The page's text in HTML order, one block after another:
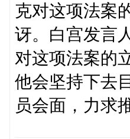
克对这项法案
讶。白宫发言
对这项法案的
他会坚持下去
员会面，力求